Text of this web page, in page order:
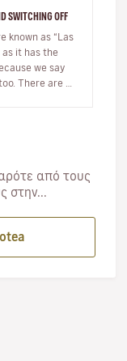
SWITCHING OFF
known as “Las
as it has the
we say
There are so
από τους
στην...